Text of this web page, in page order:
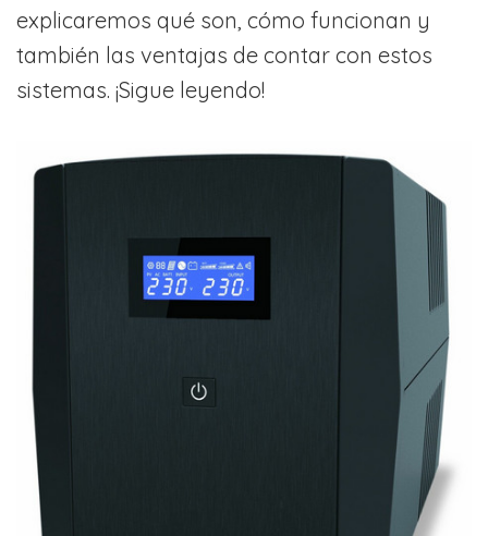
explicaremos qué son, cómo funcionan y
también las ventajas de contar con estos
sistemas. ¡Sigue leyendo!